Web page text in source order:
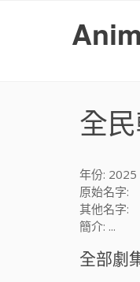
全
年份: 2025
原始名字:
其他名字:
簡介: ...
全部劇